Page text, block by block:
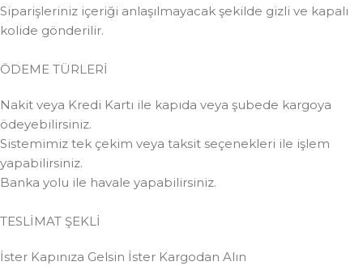
Siparişleriniz içeriği anlaşılmayacak şekilde gizli ve kapalı
kolide gönderilir.
ÖDEME TÜRLERİ
Nakit veya Kredi Kartı ile kapıda veya şubede kargoya
ödeyebilirsiniz.
Sistemimiz tek çekim veya taksit seçenekleri ile işlem
yapabilirsiniz.
Banka yolu ile havale yapabilirsiniz.
TESLİMAT ŞEKLİ
İster Kapınıza Gelsin İster Kargodan Alın